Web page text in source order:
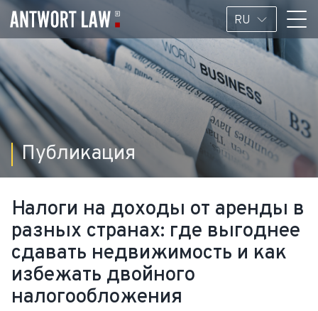
RU
Публикация
Налоги на доходы от аренды в
разных странах: где выгоднее
сдавать недвижимость и как
избежать двойного
налогообложения